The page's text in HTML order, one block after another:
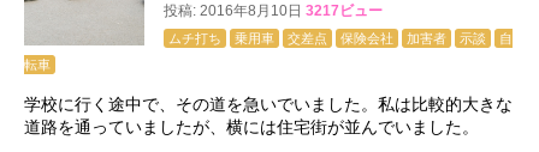
投稿: 2016年8月10日 3217ビュー
ムチ打ち 乗用車 交差点 保険会社 加害者 示談
自
転車
学校に行く途中で、その道を急いでいました。私は比較的大きな
道路を通っていましたが、横には住宅街が並んでいました。